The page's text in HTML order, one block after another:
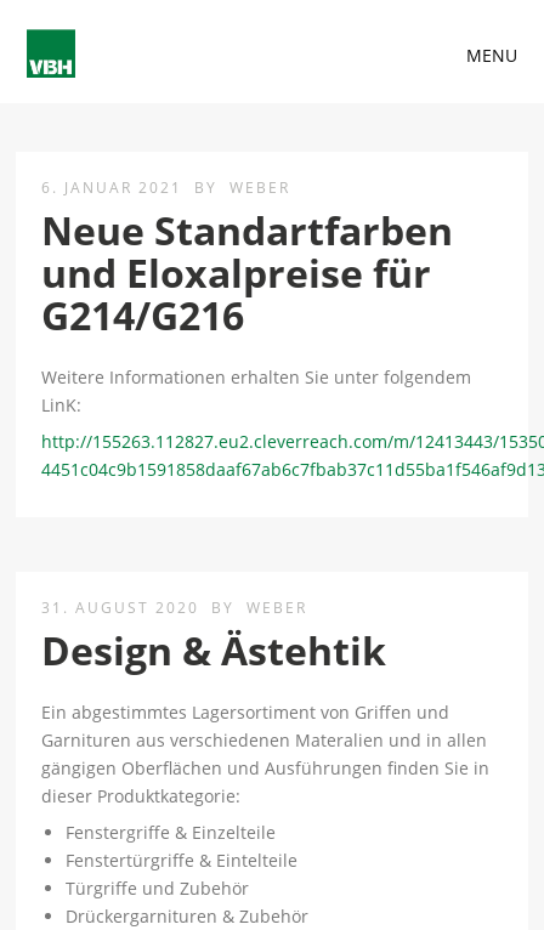
MENU
6. JANUAR 2021 BY WEBER
Neue Standartfarben
und Eloxalpreise für
G214/G216
Weitere Informationen erhalten Sie unter folgendem
LinK:
http://155263.112827.eu2.cleverreach.com/m/12413443/
31. AUGUST 2020 BY WEBER
Design & Ästehtik
Ein abgestimmtes Lagersortiment von Griffen und
Garnituren aus verschiedenen Materalien und in allen
gängigen Oberflächen und Ausführungen finden Sie in
dieser Produktkategorie:
Fenstergriffe & Einzelteile
Fenstertürgriffe & Eintelteile
Türgriffe und Zubehör
Drückergarnituren & Zubehör